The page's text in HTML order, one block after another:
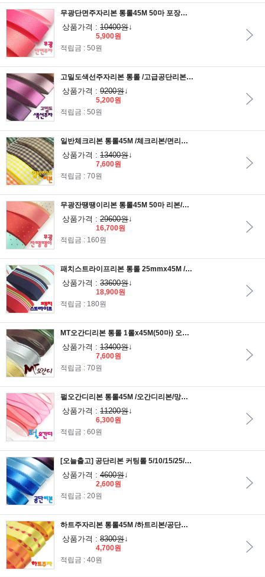
무광단면주자리본 통롤45M 50마 포장리본/주자리본/무광리본/리본공예/선물포장/포장재료
상품가격 : 10400원↓
5,900원
적립금 : 50원
고밀도색선주자리본 통롤 /고급공단리본/포장리본/원단리본/포장끈/리본공예/선물포장리본
상품가격 : 9200원↓
5,200원
적립금 : 50원
일반체크리본 통롤45M /체크리본/면리본/포장리본/원단리본/리본공예/선물포장리본
상품가격 : 13400원↓
7,600원
적립금 : 70원
무광잔땡땡이리본 통롤45M 50마 리본/무광리본/땡땡이리본/포장리본/선물리본/포장재료/선물포장리본
상품가격 : 29600원↓
16,700원
적립금 : 160원
패치스트라이프리본 통롤 25mmx45M /스트라이프리본/줄무늬리본/악세사리재료/포장재료/포장리본/선물포장
상품가격 : 33600원↓
18,900원
적립금 : 180원
MT오간디리본 통롤 1롤x45M(50마) 오간디리본/망사리본/레이스리본/펄망사리본/리본공예/펄리본/포장리본/포장끈
상품가격 : 13400원↓
7,600원
적립금 : 70원
펄오간디리본 통롤45M /오간디리본/망사리본/레이스리본/펄망사리본/리본공예/펄리본/포장리본/포장끈
상품가격 : 11200원↓
6,300원
적립금 : 60원
[오늘출고] 공단리본 커팅롤 5/10/15/25/40mm 1롤 20마
상품가격 : 4600원↓
2,600원
적립금 : 20원
하트주자리본 통롤45M /하트리본/공단리본/포장리본/리본공예/포장재료/선물포장리본
상품가격 : 8300원↓
4,700원
적립금 : 40원